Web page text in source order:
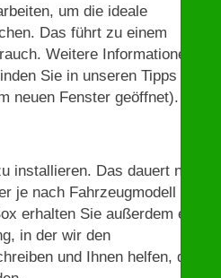
um die ideale
Das führt zu einem
Weitere Informationen
Sie in unseren Tipps zu
neuen Fenster geöffnet).
installieren. Das dauert nur
je nach Fahrzeugmodell
erhalten Sie außerdem eine
in der wir den
und Ihnen helfen, die